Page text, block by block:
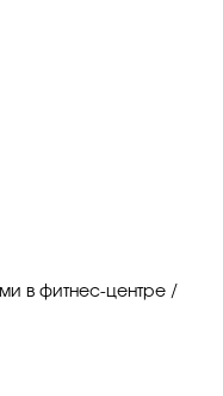
в фитнес-центре /